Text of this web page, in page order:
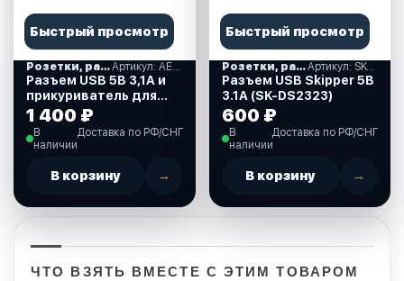
Быстрый просмотр
Розетки, разъем USB, прикуриватели
Разъем USB 5В 3,1А и
прикуриватель для
крепления на
приборную панель
(AES121440PU)
1 400 ₽
В
наличии
Доставка по РФ/СНГ
В корзину →
Быстрый просмотр
Розетки, разъем USB, прикуриватели Артикул: SK-DS2323
Разъем USB Skipper 5В
3.1А (SK-DS2323)
600 ₽
В
наличии
Доставка по РФ/СНГ
В корзину →
ЧТО ВЗЯТЬ ВМЕСТЕ С ЭТИМ ТОВАРОМ